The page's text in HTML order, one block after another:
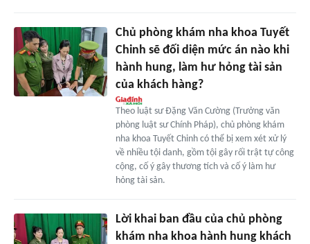
Chủ phòng khám nha khoa Tuyết
Chinh sẽ đối diện mức án nào khi
hành hung, làm hư hỏng tài sản
của khách hàng?
Theo luật sư Đặng Văn Cường (Trưởng văn
phòng luật sư Chính Pháp), chủ phòng khám
nha khoa Tuyết Chinh có thể bị xem xét xử lý
về nhiều tội danh, gồm tội gây rối trật tự công
cộng, cố ý gây thương tích và cố ý làm hư
hỏng tài sản.
Lời khai ban đầu của chủ phòng
khám nha khoa hành hung khách